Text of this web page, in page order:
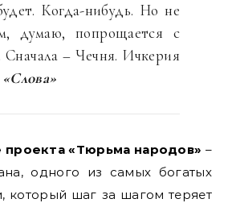
Когда-нибудь. Но не
думаю, попрощается с
– Чечня. Ичкерия
проекта «Тюрьма народов» –
одного из самых богатых
который шаг за шагом теряет